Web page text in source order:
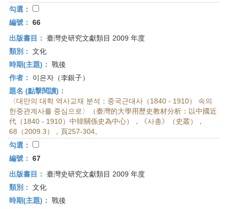
勾選：
編號： 66
出版書目： 臺灣史研究文獻類目 2009 年度
類別： 文化
時期(主題)： 戰後
作者：
이은자（李銀子）
題名 (點擊閱讀)：
〈대만의 대학 역사교재 분석：중국근대사（1840 - 1910） 속의
한중관계사를 중심으로〉（臺灣的大學用歷史教材分析：以中國近
代（1840 - 1910）中韓關係史為中心），《사총》（史叢），
68（2009.3），頁257-304。
勾選：
編號： 67
出版書目： 臺灣史研究文獻類目 2009 年度
類別： 文化
時期(主題)： 戰後